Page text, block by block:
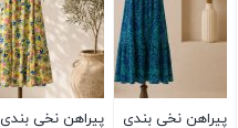
پیراهن نخی بندی
پیراهن نخی بندی